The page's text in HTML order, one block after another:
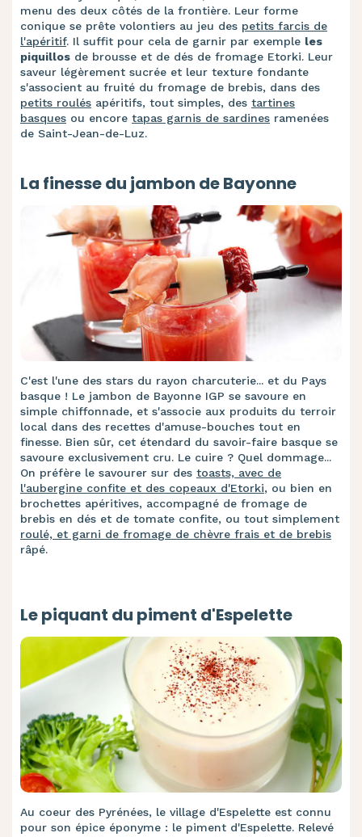
menu des deux côtés de la frontière. Leur forme
conique se prête volontiers au jeu des petits farcis de
l'apéritif. Il suffit pour cela de garnir par exemple les
piquillos de brousse et de dés de fromage Etorki. Leur
saveur légèrement sucrée et leur texture fondante
s'associent au fruité du fromage de brebis, dans des
petits roulés apéritifs, tout simples, des tartines
basques ou encore tapas garnis de sardines ramenées
de Saint-Jean-de-Luz.
La finesse du jambon de Bayonne
C'est l'une des stars du rayon charcuterie... et du Pays
basque ! Le jambon de Bayonne IGP se savoure en
simple chiffonnade, et s'associe aux produits du terroir
local dans des recettes d'amuse-bouches tout en
finesse. Bien sûr, cet étendard du savoir-faire basque se
savoure exclusivement cru. Le cuire ? Quel dommage...
On préfère le savourer sur des toasts, avec de
l'aubergine confite et des copeaux d'Etorki, ou bien en
brochettes apéritives, accompagné de fromage de
brebis en dés et de tomate confite, ou tout simplement
roulé, et garni de fromage de chèvre frais et de brebis
râpé.
Le piquant du piment d'Espelette
Au coeur des Pyrénées, le village d'Espelette est connu
pour son épice éponyme : le piment d'Espelette. Relevé